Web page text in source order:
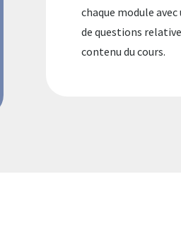
chaque module avec
de questions
contenu du cours.